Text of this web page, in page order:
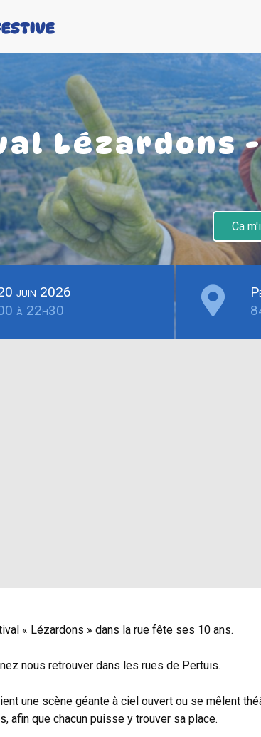
Lézardons
Ca
juin 2026
à 22h30
« Lézardons » dans la rue fête ses 10 ans.
nous retrouver dans les rues de Pertuis.
une scène géante à ciel ouvert ou se mêlent
afin que chacun puisse y trouver sa place.